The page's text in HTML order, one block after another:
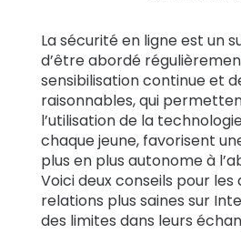
La sécurité en ligne est un
d’être abordé
sensibilisation continue et
raisonnables, qui
l’utilisation de la
chaque jeune, favorisent
plus en plus autonome à
Voici deux conseils pour les
relations plus saines sur
des limites dans leurs